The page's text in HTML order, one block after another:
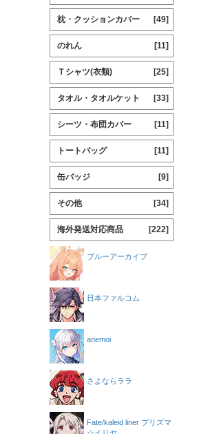
枕・クッションカバー [49]
のれん [11]
Ｔシャツ(衣類) [25]
タオル・タオルケット [33]
シーツ・布団カバー [11]
トートバッグ [11]
缶バッジ [9]
その他 [34]
海外発送対応商品 [222]
ブルーアーカイブ
日本ファルコム
anemoi
さよならララ
Fate/kaleid liner プリズマ